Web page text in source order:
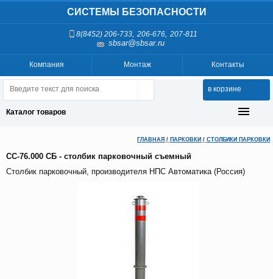
СИСТЕМЫ БЕЗОПАСНОСТИ
8(8452) 206-733, 206-676, 207-811
sbsar@sbsar.ru
Контакты
Монтаж
Компания
в корзине
Каталог товаров
ГЛАВНАЯ / ПАРКОВКИ / СТОЛБИКИ ПАРКОВКИ
СС-76.000 СБ - столбик парковочный съемный
Столбик парковочный, производителя НПС Автоматика (Россия)